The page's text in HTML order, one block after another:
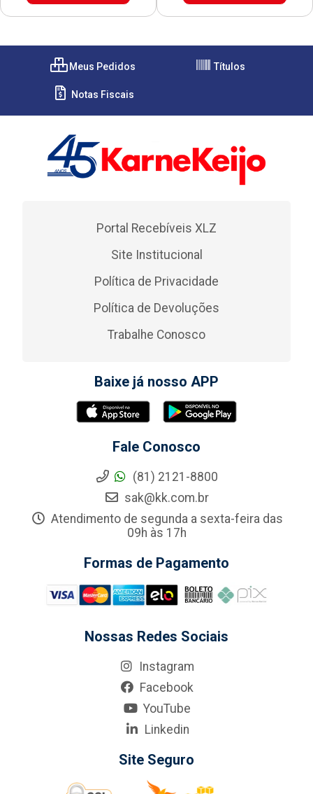
Meus Pedidos Títulos
Notas Fiscais
Portal Recebíveis XLZ
Site Institucional
Política de Privacidade
Política de Devoluções
Trabalhe Conosco
Baixe já nosso APP
Fale Conosco
(81) 2121-8800
sak@kk.com.br
Atendimento de segunda a sexta-feira das
09h às 17h
Formas de Pagamento
Nossas Redes Sociais
Instagram
Facebook
YouTube
Linkedin
Site Seguro